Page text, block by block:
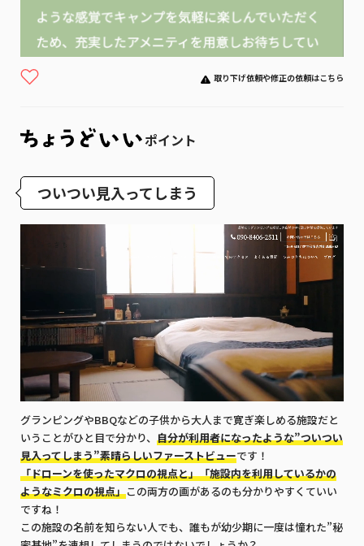
取り下げ依頼や修正の依頼はこちら
ポイント
ついつい見入ってしまう
グランピングやBBQなどの子供から大人まで寛ぎ楽しめる施設だと
いうことがひと目で分かり、 自分が利用者になったような”ついつい
見入ってしまう”素晴らしいファーストビューです！
「ドローンを使ったマクロの視点と」「施設内を利用しているかの
ようなミクロの視点」この両方の画があるのも分かりやすくていい
ですね！
この施設の名前を知らない人でも、誰もが幼少期に一度は憧れた”秘